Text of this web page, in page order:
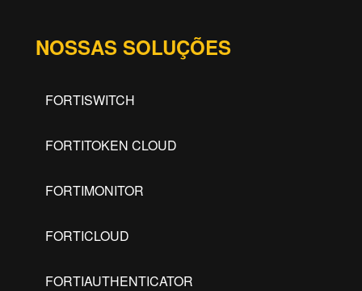
NOSSAS SOLUÇÕES
FORTISWITCH
FORTITOKEN CLOUD
FORTIMONITOR
FORTICLOUD
FORTIAUTHENTICATOR